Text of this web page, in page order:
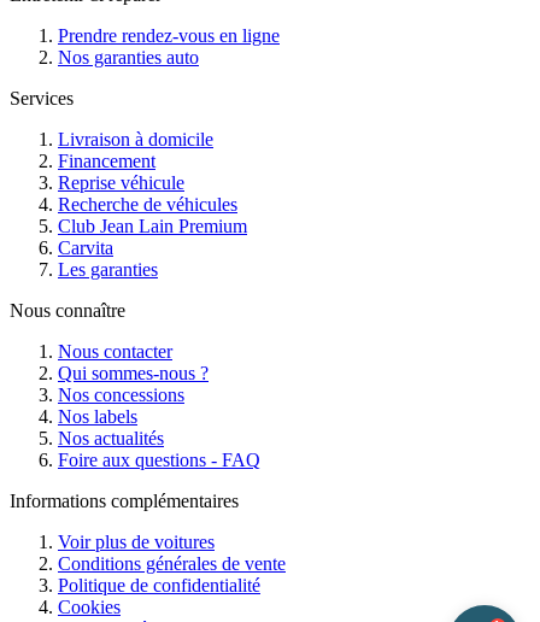
Prendre rendez-vous en ligne
Nos garanties auto
Services
Livraison à domicile
Financement
Reprise véhicule
Recherche de véhicules
Club Jean Lain Premium
Carvita
Les garanties
Nous connaître
Nous contacter
Qui sommes-nous ?
Nos concessions
Nos labels
Nos actualités
Foire aux questions - FAQ
Informations complémentaires
Voir plus de voitures
Conditions générales de vente
Politique de confidentialité
Cookies